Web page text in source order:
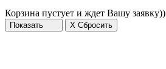
Корзина пустует и ждет Вашу заявку))
Показать X Сбросить